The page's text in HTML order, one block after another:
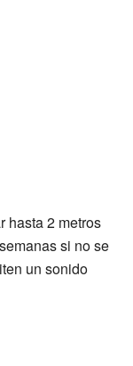
hasta 2 metros
si no se
un sonido